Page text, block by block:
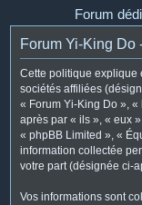
Forum
Forum Yi-King
Cette politique explique
sociétés affiliées
« Forum Yi-King Do »,
après par « ils », « eux
« phpBB Limited », «
information collectée
votre part (désignée ci-
Vos informations sont